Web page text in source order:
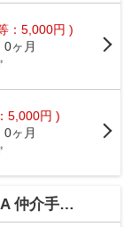
：5,000円 )
0ヶ月
5,000円 )
0ヶ月
数料無料